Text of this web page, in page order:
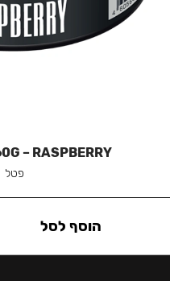
– RASPBERRY
פטל
הוסף לסל